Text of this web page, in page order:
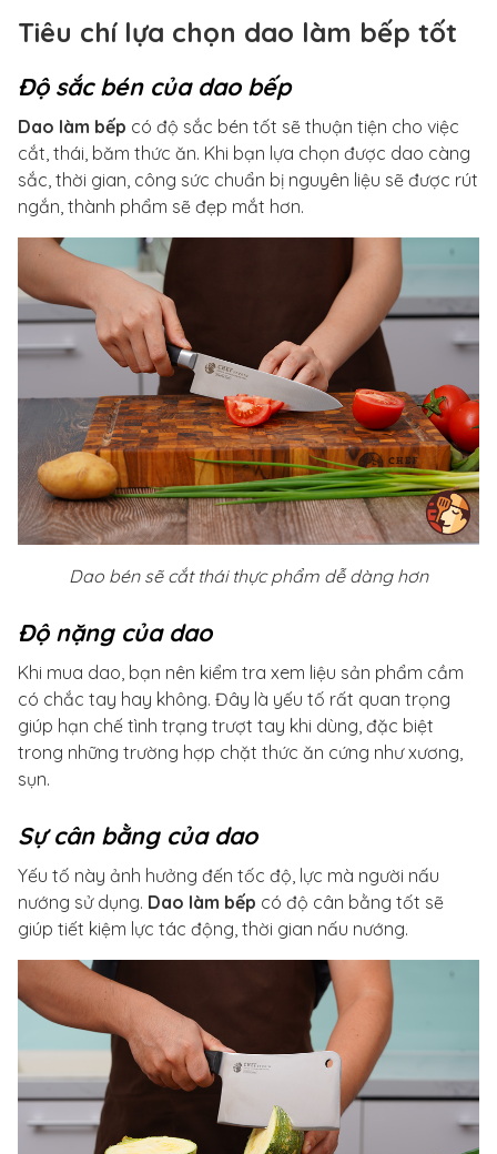
Tiêu chí lựa chọn dao làm bếp tốt
Độ sắc bén của dao bếp
Dao làm bếp có độ sắc bén tốt sẽ thuận tiện cho việc
cắt, thái, băm thức ăn. Khi bạn lựa chọn được dao càng
sắc, thời gian, công sức chuẩn bị nguyên liệu sẽ được rút
ngắn, thành phẩm sẽ đẹp mắt hơn.
Dao bén sẽ cắt thái thực phẩm dễ dàng hơn
Độ nặng của dao
Khi mua dao, bạn nên kiểm tra xem liệu sản phẩm cầm
có chắc tay hay không. Đây là yếu tố rất quan trọng
giúp hạn chế tình trạng trượt tay khi dùng, đặc biệt
trong những trường hợp chặt thức ăn cứng như xương,
sụn.
Sự cân bằng của dao
Yếu tố này ảnh hưởng đến tốc độ, lực mà người nấu
nướng sử dụng. Dao làm bếp có độ cân bằng tốt sẽ
giúp tiết kiệm lực tác động, thời gian nấu nướng.